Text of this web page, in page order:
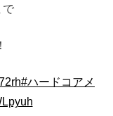
で
#ハードコアメ